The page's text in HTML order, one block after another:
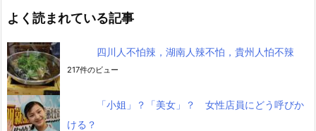
よく読まれている記事
四川人不怕辣，湖南人辣不怕，貴州人怕不辣
217件のビュー
「小姐」？「美女」？ 女性店員にどう呼びか
ける？